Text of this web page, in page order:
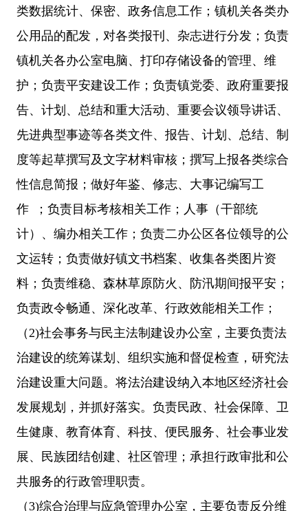
类数据统计、保密、政务信息工作；镇机关各类办
公用品的配发，对各类报刊、杂志进行分发；负责
镇机关各办公室电脑、打印存储设备的管理、维
护；负责平安建设工作；负责镇党委、政府重要报
告、计划、总结和重大活动、重要会议领导讲话、
先进典型事迹等各类文件、报告、计划、总结、制
度等起草撰写及文字材料审核；撰写上报各类综合
性信息简报；做好年鉴、修志、大事记编写工
作 ；负责目标考核相关工作；人事（干部统
计）、编办相关工作；负责二办公区各位领导的公
文运转；负责做好镇文书档案、收集各类图片资
料；负责维稳、森林草原防火、防汛期间报平安；
负责政令畅通、深化改革、行政效能相关工作；
（ 2)社会事务与民主法制建设办公室，主要负责法
治建设的统筹谋划、组织实施和督促检查，研究法
治建设重大问题。将法治建设纳入本地区经济社会
发展规划，并抓好落实。负责民政、社会保障、卫
生健康、教育体育、科技、便民服务、社会事业发
展、民族团结创建、社区管理；承担行政审批和公
共服务的行政管理职责。
（3)综合治理与应急管理办公室，主要负责反分维